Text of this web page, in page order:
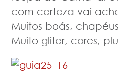
com certeza vai
Muitos boás,
Muito gliter, cores,